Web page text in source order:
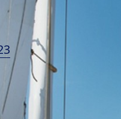
Shipbuilding